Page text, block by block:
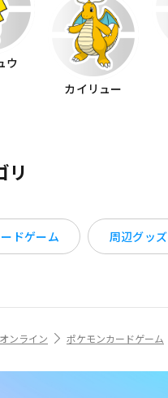
ウ
カイリュー
リ
ドゲーム 周辺グッズ
ンライン ポケモンカードゲーム